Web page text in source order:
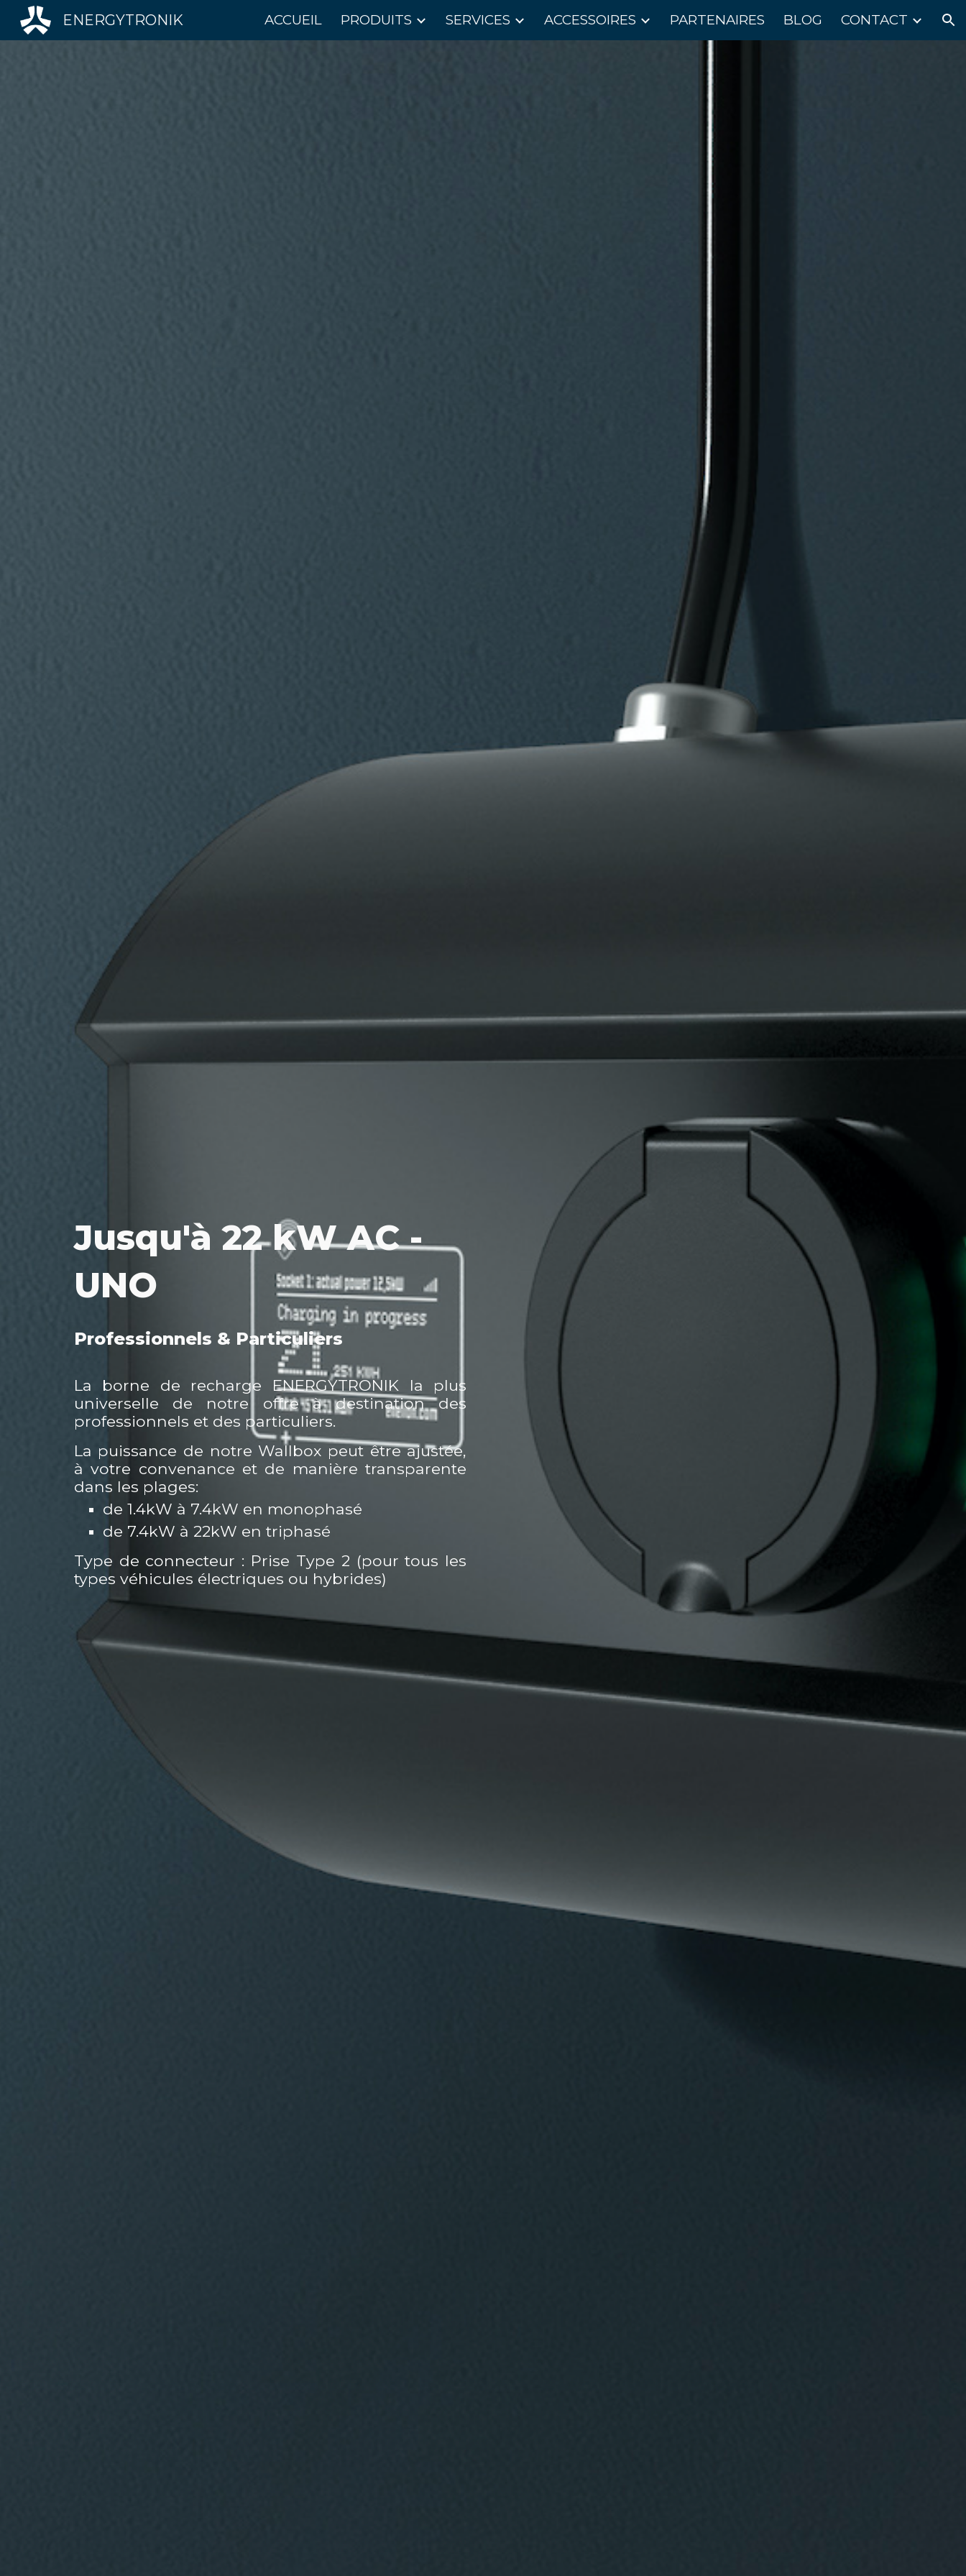
Skip to main content Skip to navigation
ENERGYTRONIK ACCUEIL PRODUITS SERVICES ACCESSOIRES PARTENAIRES BLOG CONTACT
Jusqu'à 22 kW AC -
UNO
Professionnels & Particuliers
La borne de recharge ENERGYTRONIK la plus
universelle de notre offre à destination des
professionnels et des particuliers.
La puissance de notre Wallbox peut être ajustée,
à votre convenance et de manière transparente
dans les plages:
de 1.4kW à 7.4kW en monophasé
de 7.4kW à 22kW en triphasé
Type de connecteur : Prise Type 2 (pour tous les
types véhicules électriques ou hybrides)